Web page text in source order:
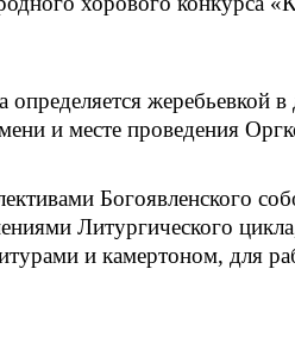
жеребьевкой
и месте проведения
Богоявленского
Литургического
и камертоном, для